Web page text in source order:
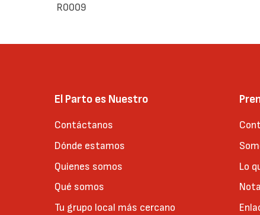
R0009
El Parto es Nuestro
Contáctanos
Dónde estamos
Quienes somos
Qué somos
Tu grupo local más cercano
Lo